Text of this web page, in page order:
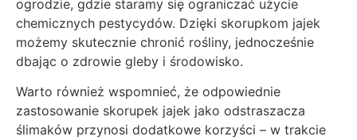
ogrodzie, gdzie staramy się ograniczać użycie
chemicznych pestycydów. Dzięki skorupkom jajek
możemy skutecznie chronić rośliny, jednocześnie
dbając o zdrowie gleby i środowisko.
Warto również wspomnieć, że odpowiednie
zastosowanie skorupek jajek jako odstraszacza
ślimaków przynosi dodatkowe korzyści – w trakcie